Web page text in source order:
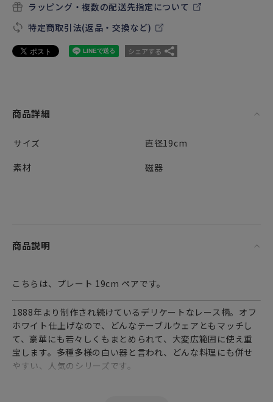
ラッピング・複数の配送先指定について
特定商取引法(返品・交換など)
シェアする
商品詳細
サイズ
直径19cm
素材
磁器
商品説明
こちらは、プレート 19cm ペアです。
1888年より制作され続けているデリケートなレース柄。オフ
ホワイト仕上げなので、どんなテーブルウェアともマッチし
て、豪華にも若々しくもまとめられて、大変広範囲に使え重
宝します。多種多様の白い器と言われ、どんな料理にも併せ
やすい、人気のシリーズです。